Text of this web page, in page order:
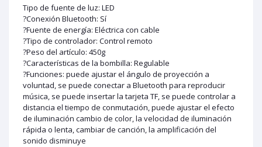
Tipo de fuente de luz: LED
?Conexión Bluetooth: Sí
?Fuente de energía: Eléctrica con cable
?Tipo de controlador: Control remoto
?Peso del artículo: 450g
?Características de la bombilla: Regulable
?Funciones: puede ajustar el ángulo de proyección a
voluntad, se puede conectar a Bluetooth para reproducir
música, se puede insertar la tarjeta TF, se puede controlar a
distancia el tiempo de conmutación, puede ajustar el efecto
de iluminación cambio de color, la velocidad de iluminación
rápida o lenta, cambiar de canción, la amplificación del
sonido disminuye